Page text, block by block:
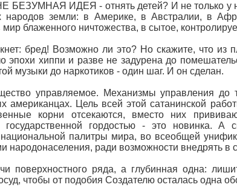
БЕЗУМНАЯ ИДЕЯ - отнять детей? И не только у
народов земли: в Америке, в Австралии, в
блаженного ничтожества, в сытое,
бред! Возможно ли это? Но скажите, что
эпохи хиппи и разве не задурена до
музыки до наркотиков - один шаг. И он сделан.
управляемое. Механизмы управления до
американцах. Цель всей этой сатанинской
корни отсекаются, вместо них
гордостью - это новинка. А
палитры мира, во всеобщей
народонаселения, ради возможности внедрять в
поверхностного ряда, а глубинная одна:
чтобы от подобия Создателю осталась одна